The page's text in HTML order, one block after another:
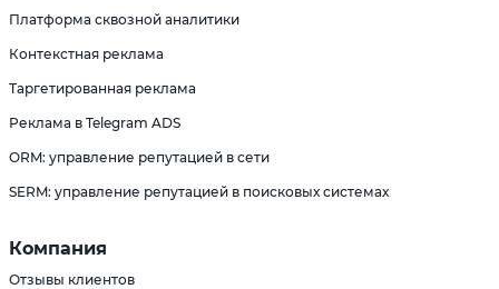
Платформа сквозной аналитики
Контекстная реклама
Таргетированная реклама
Реклама в Telegram ADS
ORM: управление репутацией в сети
SERM: управление репутацией в поисковых системах
Компания
Отзывы клиентов